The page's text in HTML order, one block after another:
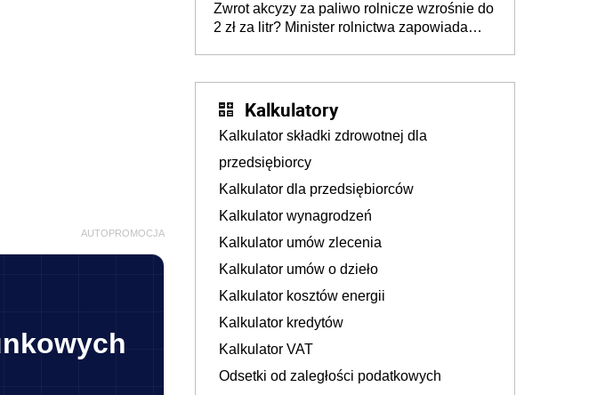
AUTOPROMOCJA
wymierzonym we wszystkich polskich
kierowców”
Zwrot akcyzy za paliwo rolnicze wzrośnie do
2 zł za litr? Minister rolnictwa zapowiada
Kalkulatory
Kalkulator składki zdrowotnej dla
przedsiębiorcy
Kalkulator dla przedsiębiorców
Kalkulator wynagrodzeń
Kalkulator umów zlecenia
Kalkulator umów o dzieło
Kalkulator kosztów energii
Kalkulator kredytów
Kalkulator VAT
Odsetki od zaległości podatkowych